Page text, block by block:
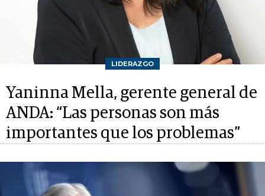
LIDERAZGO
Yaninna Mella, gerente general de
ANDA: “Las personas son más
importantes que los problemas”